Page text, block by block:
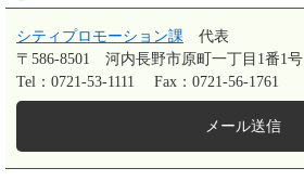
シティプロモーション課
代表
〒586-8501
河内長野市原町一丁目1番1号
Tel：0721-53-1111
Fax：0721-56-1761
メール送信